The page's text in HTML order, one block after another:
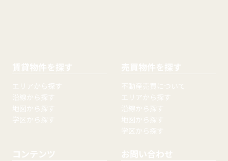
賃貸物件を探す
エリアから探す
沿線から探す
地図から探す
学区から探す
売買物件を探す
不動産売買について
エリアから探す
沿線から探す
地図から探す
学区から探す
コンテンツ お問い合わせ